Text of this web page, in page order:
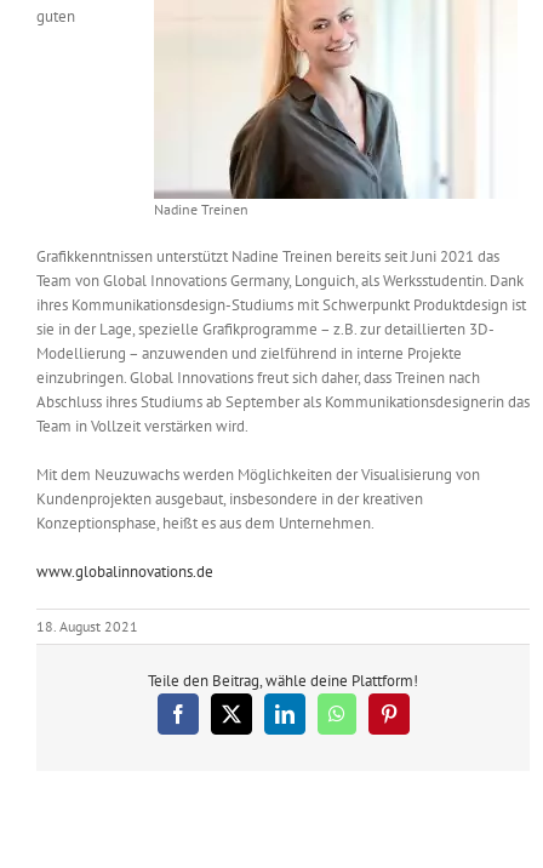
Kontakt
Messen & Events
Wissen
Product Guide
Jobshop
Suche
nach:
Nadine Treinen
guten
Grafikkenntnissen unterstützt Nadine Treinen bereits seit Juni 2021 das
Team von Global Innovations Germany, Longuich, als Werksstudentin. Dank
ihres Kommunikationsdesign-Studiums mit Schwerpunkt Produktdesign ist
sie in der Lage, spezielle Grafikprogramme – z.B. zur detaillierten 3D-
Modellierung – anzuwenden und zielführend in interne Projekte
einzubringen. Global Innovations freut sich daher, dass Treinen nach
Abschluss ihres Studiums ab September als Kommunikationsdesignerin das
Team in Vollzeit verstärken wird.
Mit dem Neuzuwachs werden Möglichkeiten der Visualisierung von
Kundenprojekten ausgebaut, insbesondere in der kreativen
Konzeptionsphase, heißt es aus dem Unternehmen.
www.globalinnovations.de
18. August 2021
Teile den Beitrag, wähle deine Plattform!
Facebook
X LinkedInWhatsAppPinterest